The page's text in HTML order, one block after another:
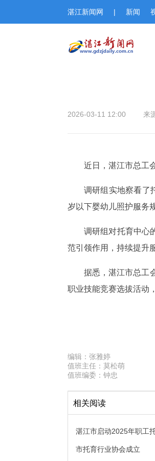
湛江新闻网 | 新闻
2026-03-11 12:00 来
近日，湛江市总工
调研组实地察看了
岁以下婴幼儿照护服务
调研组对托育中心
范引领作用，持续提升
据悉，湛江市总工
职业技能竞赛选拔活动
编辑： 张雅婷
值班主任： 莫松萌
值班编委： 钟忠
相关阅读
湛江市启动2025年职工
市托育行业协会成立